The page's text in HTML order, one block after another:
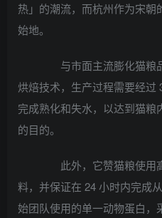
热」的潮流，而杭州作为宋
始地。
与市面主流膨化猫粮
烘焙技术，生产过程需要经过
完成熟化和失水，以达到猫
的目的。
此外，它赞猫粮使用
料，并保证在 24 小时内完成
始团队使用的单一动物蛋白，